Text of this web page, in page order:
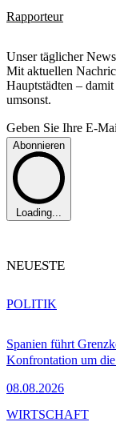
Rapporteur
Unser täglicher
Mit aktuellen
Hauptstädten –
umsonst.
Geben Sie Ihre E-
Abonnieren
Loading...
NEUESTE
Spanien führt
Konfrontation um
08.08.2026
POLITIK
WIRTSCHAFT